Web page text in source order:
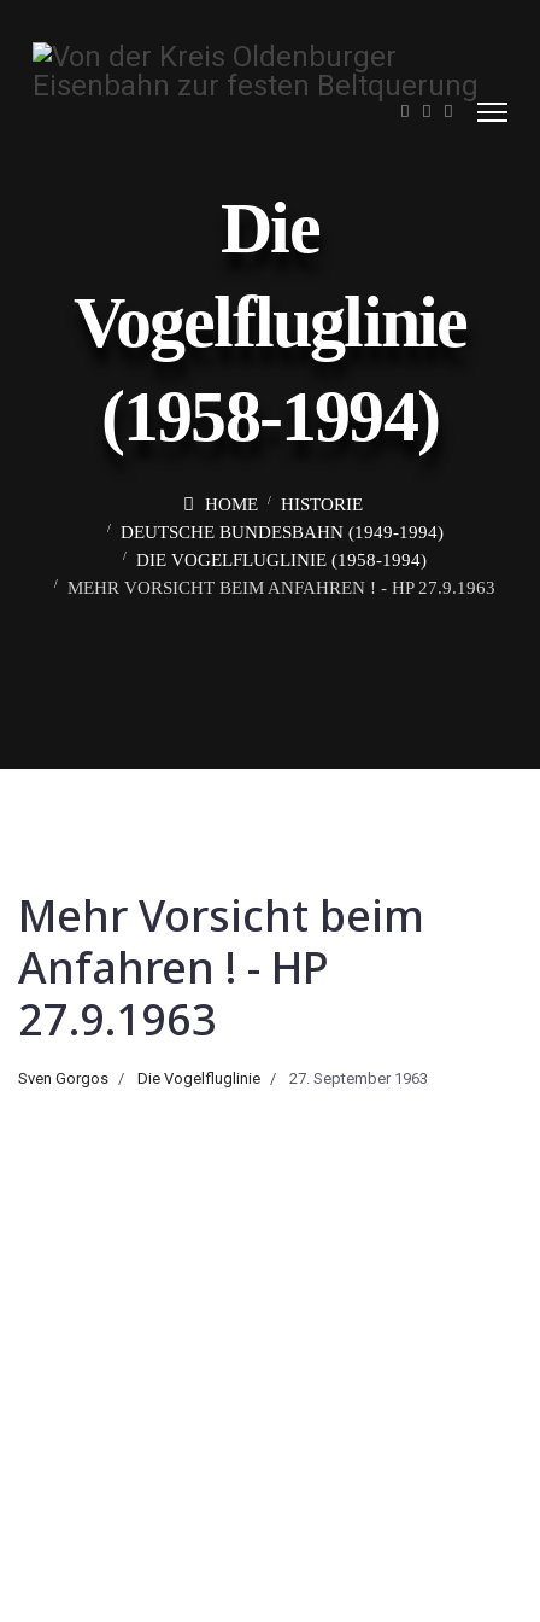
Die
Vogelfluglinie
(1958-1994)
HOME
HISTORIE
DEUTSCHE BUNDESBAHN (1949-1994)
DIE VOGELFLUGLINIE (1958-1994)
MEHR VORSICHT BEIM ANFAHREN ! - HP 27.9.1963
Mehr Vorsicht beim
Anfahren ! - HP
27.9.1963
Sven Gorgos Die Vogelfluglinie 27. September 1963